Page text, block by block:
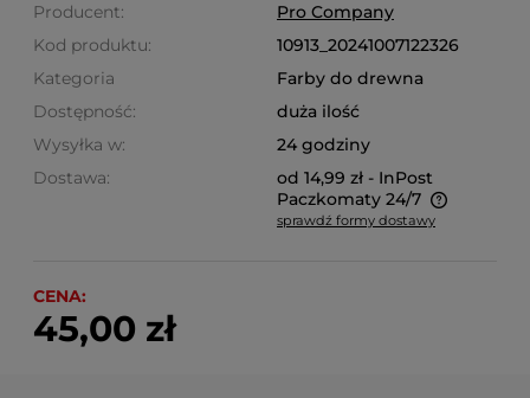
Producent:
Pro Company
Kod produktu:
10913_20241007122326
Kategoria
Farby do drewna
Dostępność:
duża ilość
Wysyłka w:
24 godziny
Dostawa:
od 14,99 zł - InPost
Paczkomaty 24/7
Cena nie zawiera ewentualnych kosztów płatności
sprawdź formy dostawy
CENA:
45,00 zł